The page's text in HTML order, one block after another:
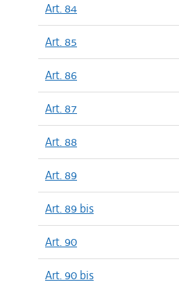
Art. 84
Art. 85
Art. 86
Art. 87
Art. 88
Art. 89
Art. 89 bis
Art. 90
Art. 90 bis